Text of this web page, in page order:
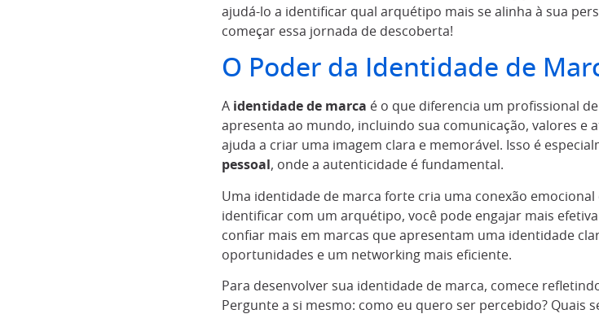
ajudá-lo a identificar qual arquétipo mais se alinha à sua
começar essa jornada de descoberta!
O Poder da Identidade de
A identidade de marca é o que diferencia um profissional
apresenta ao mundo, incluindo sua comunicação, valores e
ajuda a criar uma imagem clara e memorável. Isso é
pessoal , onde a autenticidade é fundamental.
Uma identidade de marca forte cria uma conexão
identificar com um arquétipo, você pode engajar mais
confiar mais em marcas que apresentam uma identidade
oportunidades e um networking mais eficiente.
Para desenvolver sua identidade de marca, comece
Pergunte a si mesmo: como eu quero ser percebido? Quais